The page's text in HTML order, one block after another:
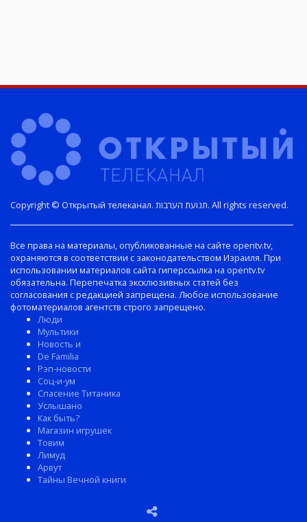
Copyright © Открытый телеканал. תנועת הערבות. All rights reserved.
Все права на материалы, опубликованные на сайте opentv.tv,
охраняются в соответствии с законодательством Израиля. При
использовании материалов сайта гиперссылка на opentv.tv
обязательна. Перепечатка эксклюзивных статей без
согласования с редакцией запрещена. Любое использование
фотоматериалов агентств строго запрещено.
Люди
Мультики
Новость и
De Familia
Рэп-новости
Соц-и-ум
Спасение Титаника
Услышано
Как быть?
Магазин игрушек
Товим
Лимуд
Арвут
Тайны Вечной книги